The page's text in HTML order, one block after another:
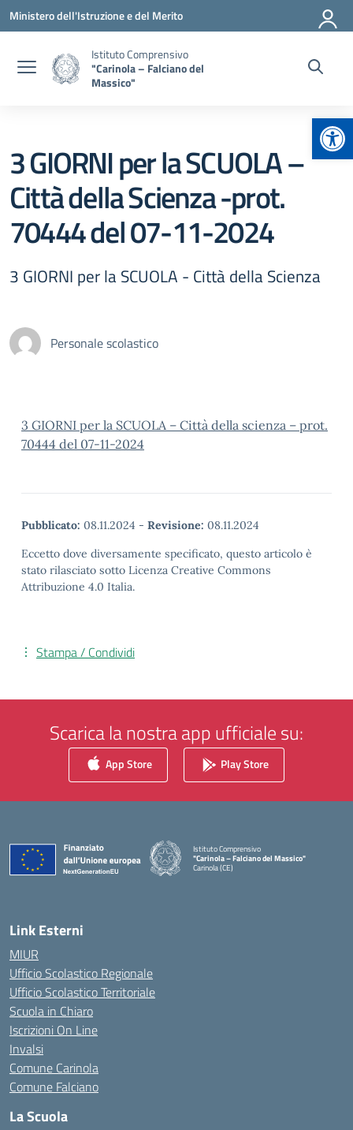
Vai ai contenuti
Vai al menu di navigazione
Vai al footer
Ministero dell'Istruzione e del Merito
Istituto Comprensivo
"Carinola – Falciano del
Massico"
3 GIORNI per la SCUOLA –
Città della Scienza -prot.
70444 del 07-11-2024
3 GIORNI per la SCUOLA - Città della Scienza
Personale scolastico
3 GIORNI per la SCUOLA – Città della scienza – prot.
70444 del 07-11-2024
Pubblicato: 08.11.2024 - Revisione: 08.11.2024
Eccetto dove diversamente specificato, questo articolo è
stato rilasciato sotto Licenza Creative Commons
Attribuzione 4.0 Italia.
Stampa / Condividi
Scarica la nostra app ufficiale su:
App Store Play Store
Istituto Comprensivo
"Carinola – Falciano del Massico"
Carinola (CE)
Link Esterni
MIUR
Ufficio Scolastico Regionale
Ufficio Scolastico Territoriale
Scuola in Chiaro
Iscrizioni On Line
Invalsi
Comune Carinola
Comune Falciano
La Scuola